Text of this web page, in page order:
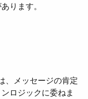
ります。
、メッセージの肯定
ロジックに委ねま